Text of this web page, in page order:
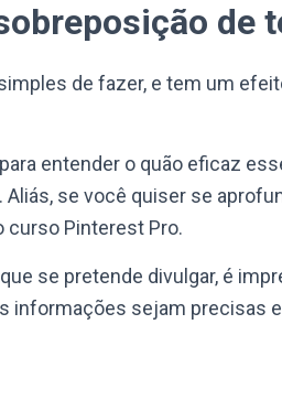
de
de fazer, e tem um
entender o quão eficaz
se você quiser se
curso Pinterest Pro.
se pretende divulgar, é
informações sejam precisas